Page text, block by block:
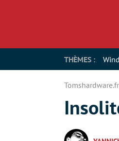
THÈMES :
Tomshardware.fr